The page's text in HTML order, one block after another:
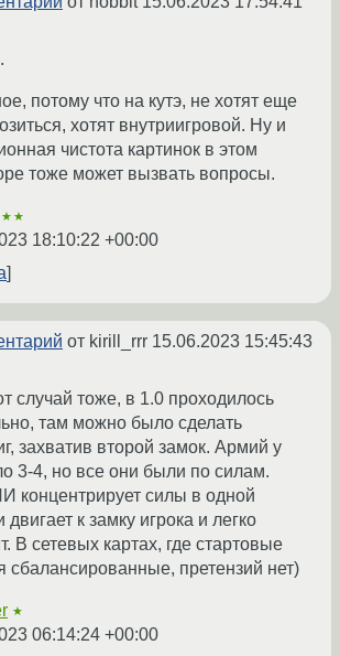
потому что на кутэ, не хотят еще
хотят внутриигровой. Ну и
чистота картинок в этом
тоже может вызвать вопросы.
18:10:22 +00:00
от kirill_rrr 15.06.2023 15:45:43
случай тоже, в 1.0 проходилось
там можно было сделать
захватив второй замок. Армий у
3-4, но все они были по силам.
концентрирует силы в одной
к замку игрока и легко
В сетевых картах, где стартовые
сбалансированные, претензий нет)
★
06:14:24 +00:00